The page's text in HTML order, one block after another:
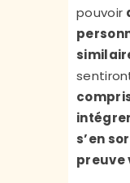
pouvoir
intégrer
s’en
preuve